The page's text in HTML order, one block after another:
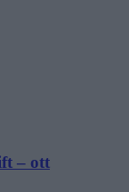
– ott